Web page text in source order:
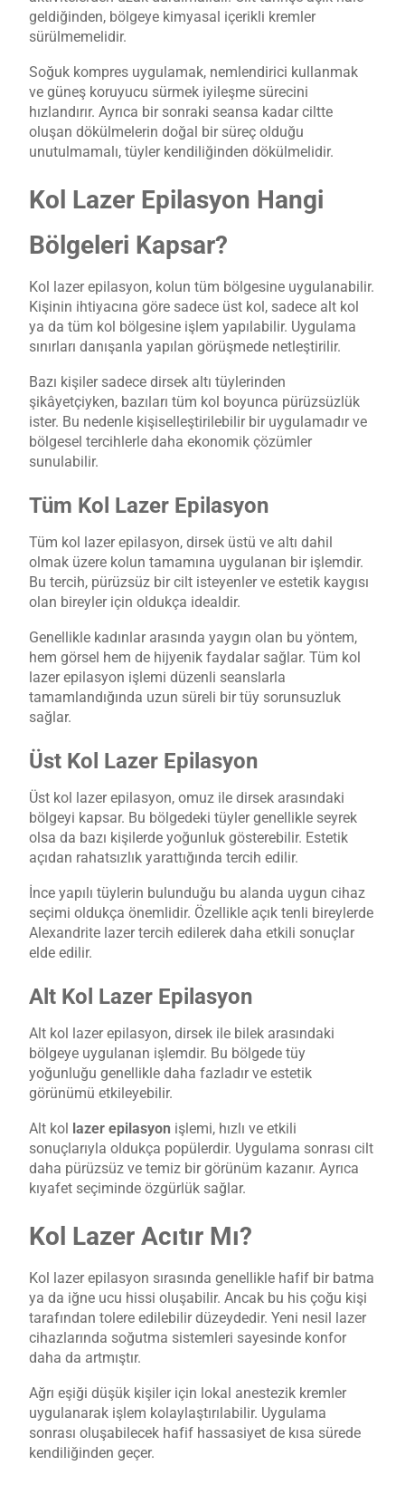
geldiğinden, bölgeye kimyasal içerikli kremler
sürülmemelidir.
Soğuk kompres uygulamak, nemlendirici kullanmak
ve güneş koruyucu sürmek iyileşme sürecini
hızlandırır. Ayrıca bir sonraki seansa kadar ciltte
oluşan dökülmelerin doğal bir süreç olduğu
unutulmamalı, tüyler kendiliğinden dökülmelidir.
Kol Lazer Epilasyon Hangi
Bölgeleri Kapsar?
Kol lazer epilasyon, kolun tüm bölgesine uygulanabilir.
Kişinin ihtiyacına göre sadece üst kol, sadece alt kol
ya da tüm kol bölgesine işlem yapılabilir. Uygulama
sınırları danışanla yapılan görüşmede netleştirilir.
Bazı kişiler sadece dirsek altı tüylerinden
şikâyetçiyken, bazıları tüm kol boyunca pürüzsüzlük
ister. Bu nedenle kişiselleştirilebilir bir uygulamadır ve
bölgesel tercihlerle daha ekonomik çözümler
sunulabilir.
Tüm Kol Lazer Epilasyon
Tüm kol lazer epilasyon, dirsek üstü ve altı dahil
olmak üzere kolun tamamına uygulanan bir işlemdir.
Bu tercih, pürüzsüz bir cilt isteyenler ve estetik kaygısı
olan bireyler için oldukça idealdir.
Genellikle kadınlar arasında yaygın olan bu yöntem,
hem görsel hem de hijyenik faydalar sağlar. Tüm kol
lazer epilasyon işlemi düzenli seanslarla
tamamlandığında uzun süreli bir tüy sorunsuzluk
sağlar.
Üst Kol Lazer Epilasyon
Üst kol lazer epilasyon, omuz ile dirsek arasındaki
bölgeyi kapsar. Bu bölgedeki tüyler genellikle seyrek
olsa da bazı kişilerde yoğunluk gösterebilir. Estetik
açıdan rahatsızlık yarattığında tercih edilir.
İnce yapılı tüylerin bulunduğu bu alanda uygun cihaz
seçimi oldukça önemlidir. Özellikle açık tenli bireylerde
Alexandrite lazer tercih edilerek daha etkili sonuçlar
elde edilir.
Alt Kol Lazer Epilasyon
Alt kol lazer epilasyon, dirsek ile bilek arasındaki
bölgeye uygulanan işlemdir. Bu bölgede tüy
yoğunluğu genellikle daha fazladır ve estetik
görünümü etkileyebilir.
Alt kol lazer epilasyon işlemi, hızlı ve etkili
sonuçlarıyla oldukça popülerdir. Uygulama sonrası cilt
daha pürüzsüz ve temiz bir görünüm kazanır. Ayrıca
kıyafet seçiminde özgürlük sağlar.
Kol Lazer Acıtır Mı?
Kol lazer epilasyon sırasında genellikle hafif bir batma
ya da iğne ucu hissi oluşabilir. Ancak bu his çoğu kişi
tarafından tolere edilebilir düzeydedir. Yeni nesil lazer
cihazlarında soğutma sistemleri sayesinde konfor
daha da artmıştır.
Ağrı eşiği düşük kişiler için lokal anestezik kremler
uygulanarak işlem kolaylaştırılabilir. Uygulama
sonrası oluşabilecek hafif hassasiyet de kısa sürede
kendiliğinden geçer.